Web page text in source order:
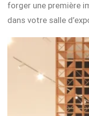
forger une première
dans votre salle